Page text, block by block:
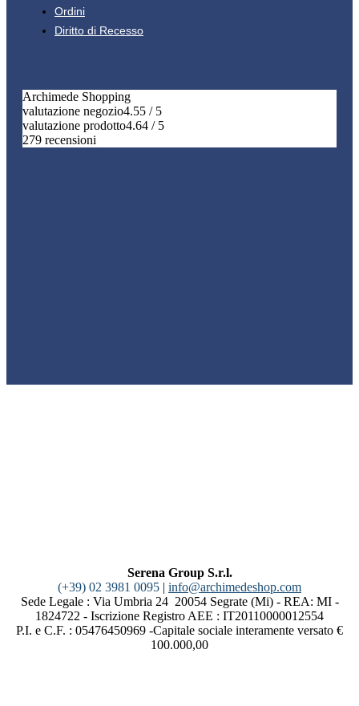
Ordini
Diritto di Recesso
Archimede Shopping
valutazione negozio4.55 / 5
valutazione prodotto4.64 / 5
279 recensioni
Serena Group S.r.l.
(+39) 02 3981 0095 | info@archimedeshop.com
Sede Legale : Via Umbria 24 20054 Segrate (Mi) - REA: MI -
1824722 - Iscrizione Registro AEE : IT20110000012554
P.I. e C.F. : 05476450969 -Capitale sociale interamente versato €
100.000,00